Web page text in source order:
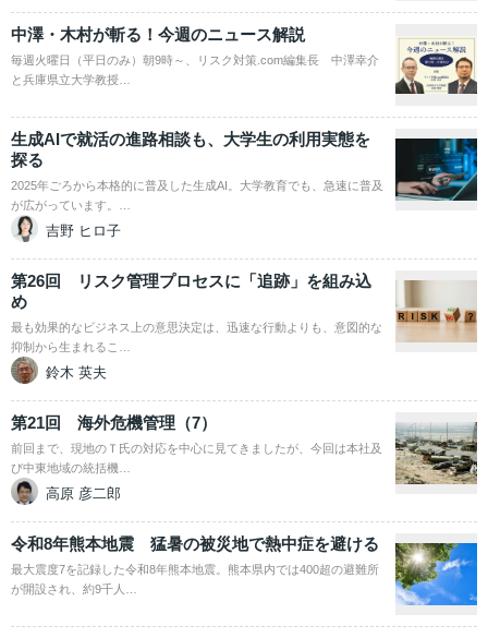
中澤・木村が斬る！今週のニュース解説
毎週火曜日（平日のみ）朝9時～、リスク対策.com編集長 中澤幸介
と兵庫県立大学教授…
生成AIで就活の進路相談も、大学生の利用実態を
探る
2025年ごろから本格的に普及した生成AI。大学教育でも、急速に普及
が広がっています。…
吉野 ヒロ子
第26回 リスク管理プロセスに「追跡」を組み込
め
最も効果的なビジネス上の意思決定は、迅速な行動よりも、意図的な
抑制から生まれるこ…
鈴木 英夫
第21回 海外危機管理（7）
前回まで、現地のＴ氏の対応を中心に見てきましたが、今回は本社及
び中東地域の統括機…
高原 彦二郎
令和8年熊本地震 猛暑の被災地で熱中症を避ける
最大震度7を記録した令和8年熊本地震。熊本県内では400超の避難所
が開設され、約9千人…